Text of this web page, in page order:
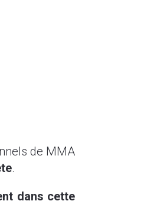
de MMA
.
dans cette